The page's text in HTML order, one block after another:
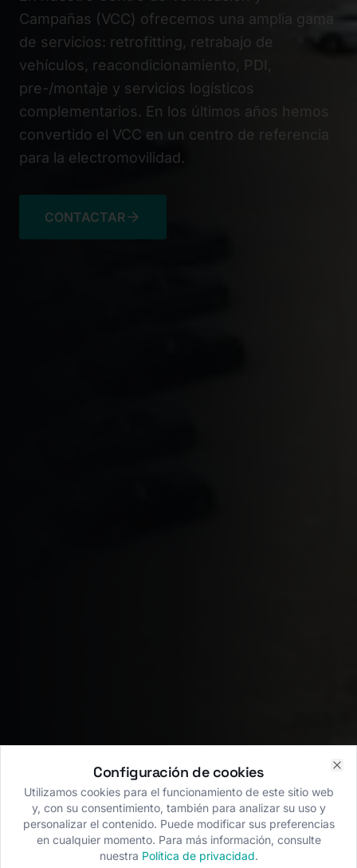
Campañas (VCC) ofrecemos una amplia gama
de servicios: retrofitting, retrabajo de
vehículos, reacondicionamiento, PDI,
pre-/montaje y servicios logísticos
complementarios. En los últimos años hemos
convertido el VCC en un centro de referencia
para la electromovilidad.
CONTACTAR
Configuración de cookies
Utilizamos cookies para el funcionamiento de este sitio web
y, con su consentimiento, también para analizar su uso y
personalizar el contenido. Puede modificar sus preferencias
en cualquier momento. Para más información, consulte
nuestra Política de privacidad.